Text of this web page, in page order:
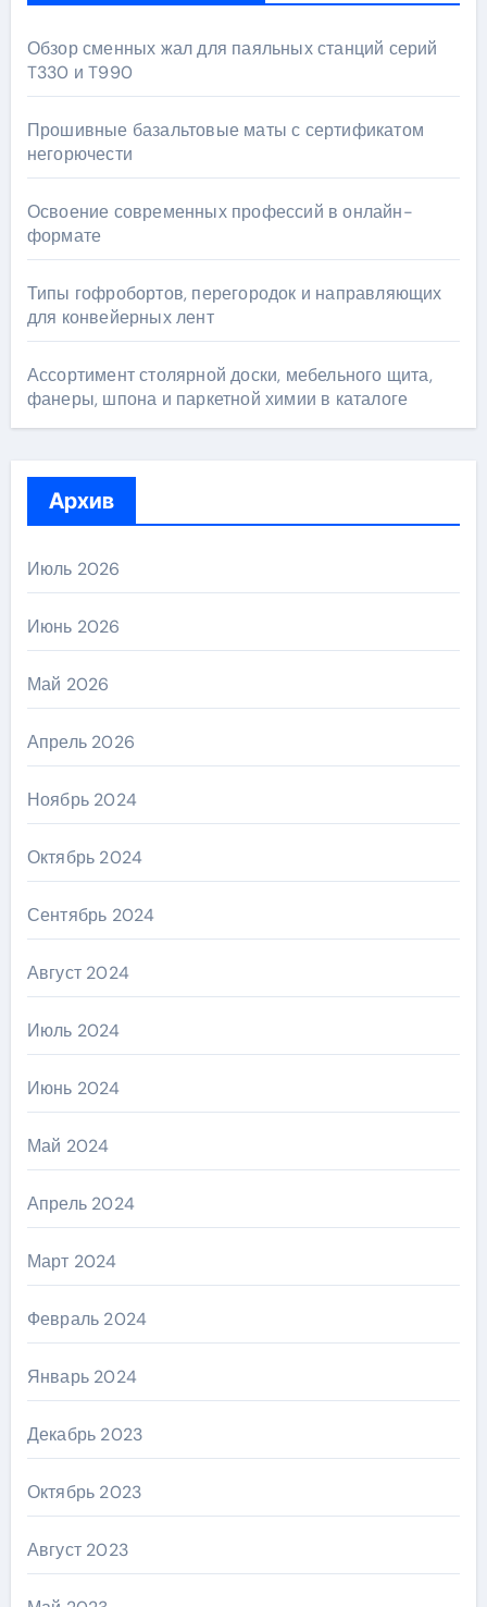
Обзор сменных жал для паяльных станций серий
T330 и T990
Прошивные базальтовые маты с сертификатом
негорючести
Освоение современных профессий в онлайн-
формате
Типы гофробортов, перегородок и направляющих
для конвейерных лент
Ассортимент столярной доски, мебельного щита,
фанеры, шпона и паркетной химии в каталоге
Архив
Июль 2026
Июнь 2026
Май 2026
Апрель 2026
Ноябрь 2024
Октябрь 2024
Сентябрь 2024
Август 2024
Июль 2024
Июнь 2024
Май 2024
Апрель 2024
Март 2024
Февраль 2024
Январь 2024
Декабрь 2023
Октябрь 2023
Август 2023